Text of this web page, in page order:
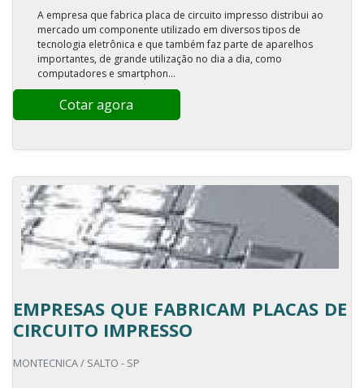
A empresa que fabrica placa de circuito impresso distribui ao
mercado um componente utilizado em diversos tipos de
tecnologia eletrônica e que também faz parte de aparelhos
importantes, de grande utilização no dia a dia, como
computadores e smartphon...
Cotar agora
EMPRESAS QUE FABRICAM PLACAS DE
CIRCUITO IMPRESSO
MONTECNICA / SALTO - SP